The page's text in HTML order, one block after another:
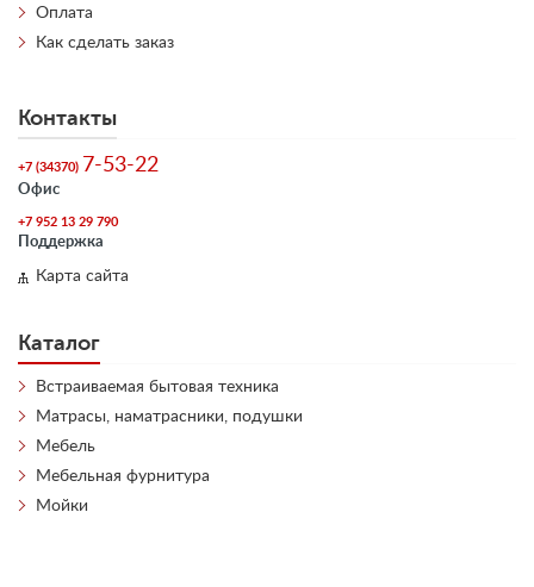
Оплата
Как сделать заказ
Контакты
+7 (34370) 7-53-22
Офис
+7 952 13 29 790
Поддержка
Карта сайта
Каталог
Встраиваемая бытовая техника
Матрасы, наматрасники, подушки
Мебель
Мебельная фурнитура
Мойки